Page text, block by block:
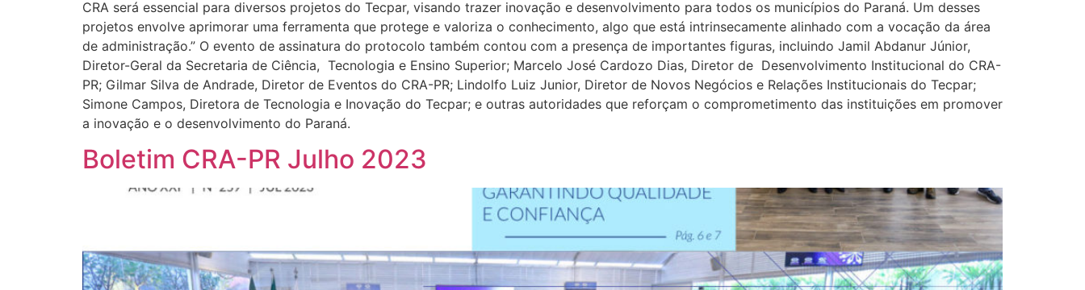
CRA será essencial para diversos projetos do Tecpar, visando trazer inovação e desenvolvimento para todos os municípios do Paraná. Um desses
projetos envolve aprimorar uma ferramenta que protege e valoriza o conhecimento, algo que está intrinsecamente alinhado com a vocação da área
de administração.” O evento de assinatura do protocolo também contou com a presença de importantes figuras, incluindo Jamil Abdanur Júnior,
Diretor-Geral da Secretaria de Ciência, Tecnologia e Ensino Superior; Marcelo José Cardozo Dias, Diretor de Desenvolvimento Institucional do CRA-
PR; Gilmar Silva de Andrade, Diretor de Eventos do CRA-PR; Lindolfo Luiz Junior, Diretor de Novos Negócios e Relações Institucionais do Tecpar;
Simone Campos, Diretora de Tecnologia e Inovação do Tecpar; e outras autoridades que reforçam o comprometimento das instituições em promover
a inovação e o desenvolvimento do Paraná.
Boletim CRA-PR Julho 2023